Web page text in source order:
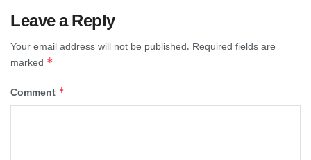
Leave a Reply
Your email address will not be published. Required fields are
marked *
Comment *